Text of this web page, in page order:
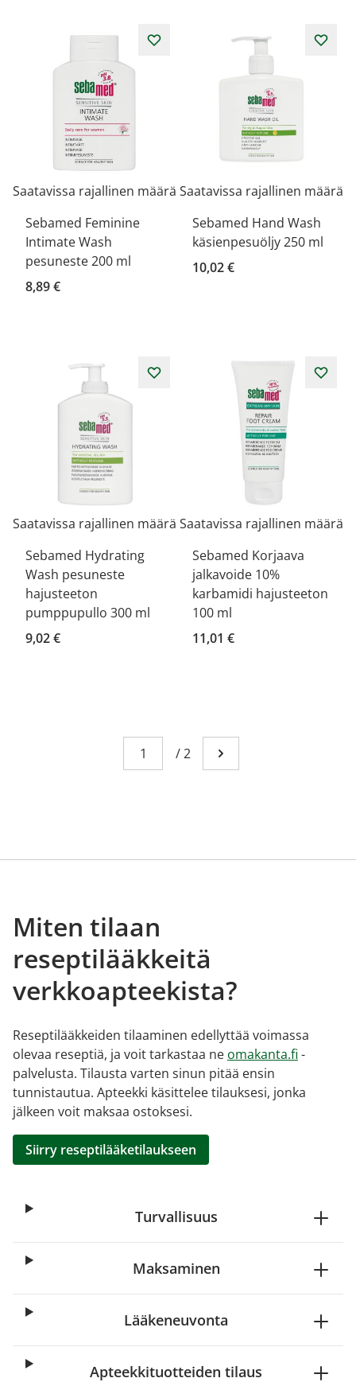
Saatavissa rajallinen määrä
Sebamed Feminine
Intimate Wash
pesuneste 200 ml
8,89 €
Saatavissa rajallinen määrä
Sebamed Hand Wash
käsienpesuöljy 250 ml
10,02 €
Saatavissa rajallinen määrä
Sebamed Hydrating
Wash pesuneste
hajusteeton
pumppupullo 300 ml
9,02 €
Saatavissa rajallinen määrä
Sebamed Korjaava
jalkavoide 10%
karbamidi hajusteeton
100 ml
11,01 €
Sivu
You're currently reading page 1
/2 Mene seuraavalle
Miten tilaan
reseptilääkkeitä
verkkoapteekista?
Reseptilääkkeiden tilaaminen edellyttää voimassa
olevaa reseptiä, ja voit tarkastaa ne omakanta.fi -
palvelusta. Tilausta varten sinun pitää ensin
tunnistautua. Apteekki käsittelee tilauksesi, jonka
jälkeen voit maksaa ostoksesi.
Siirry reseptilääketilaukseen
Turvallisuus
Maksaminen
Lääkeneuvonta
Apteekkituotteiden tilaus